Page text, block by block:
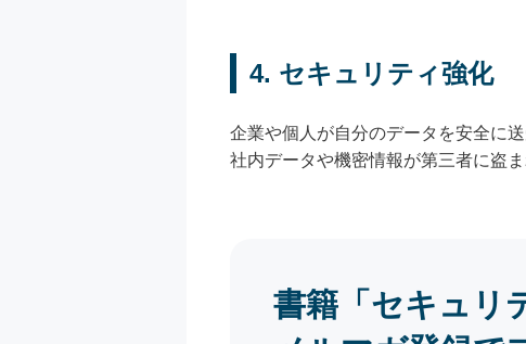
4. セキュリティ強化
企業や個人が自分のデータを安全に
社内データや機密情報が第三者に盗
書籍「セキュリ